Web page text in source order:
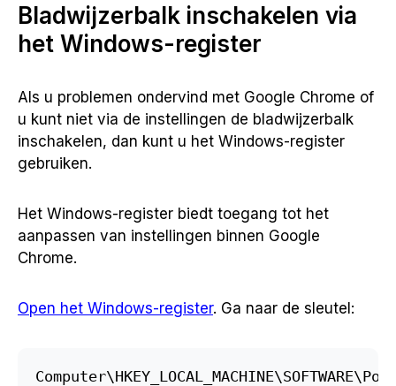
Bladwijzerbalk inschakelen via
het Windows-register
Als u problemen ondervind met Google Chrome of
u kunt niet via de instellingen de bladwijzerbalk
inschakelen, dan kunt u het Windows-register
gebruiken.
Het Windows-register biedt toegang tot het
aanpassen van instellingen binnen Google
Chrome.
Open het Windows-register. Ga naar de sleutel: